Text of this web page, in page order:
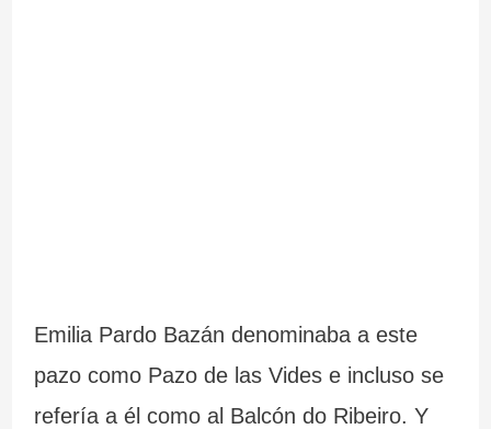
Emilia Pardo Bazán denominaba a este
pazo como Pazo de las Vides e incluso se
refería a él como al Balcón do Ribeiro. Y